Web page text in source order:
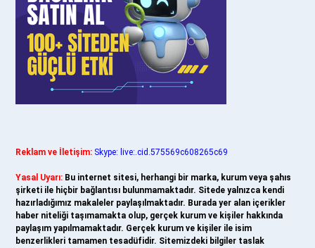
Reklam ve İletişim: Skype: live:.cid.575569c608265c69
Yasal Uyarı: Bu internet sitesi, herhangi bir marka, kurum veya şahıs
şirketi ile hiçbir bağlantısı bulunmamaktadır. Sitede yalnızca kendi
hazırladığımız makaleler paylaşılmaktadır. Burada yer alan içerikler
haber niteliği taşımamakta olup, gerçek kurum ve kişiler hakkında
paylaşım yapılmamaktadır. Gerçek kurum ve kişiler ile isim
benzerlikleri tamamen tesadüfidir. Sitemizdeki bilgiler taslak